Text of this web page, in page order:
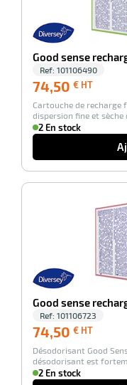
Good sense
Ref: 101106490
74,50 € HT
HT
Cartouche de recharge
dispersion fine et
2 En stock
Good sense
Ref: 101106723
74,50 € HT
HT
Désodorisant Good
désodorisant est
2 En stock